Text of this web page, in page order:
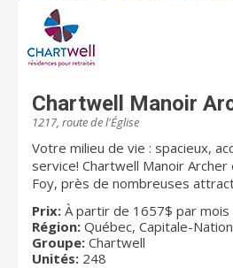
Chartwell Manoir
1217, route de l'Église
Votre milieu de vie : spacieux,
service! Chartwell Manoir Archer est située à Sainte-
Foy, près de nombreuses
Les retraités autonomes et
appelleront rapidement leur
à l’atmosphère chaleureuse.
diversifiée d’appartements,
Prix: À partir de 1657$ par mois
Région: Québec, Capitale-
Groupe: Chartwell
Unités: 248